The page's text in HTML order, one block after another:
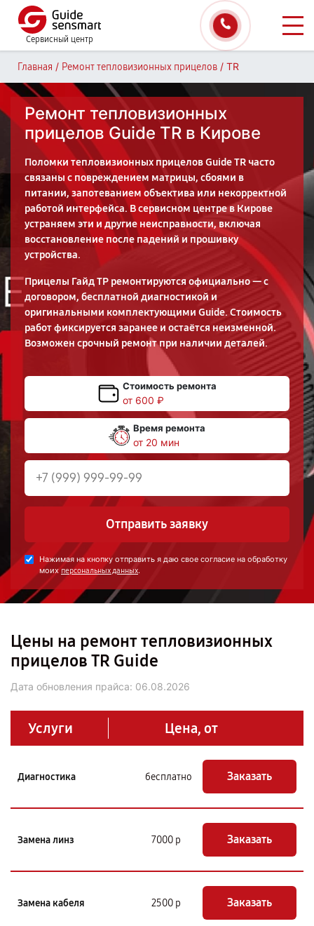
Сервисный центр
Главная / Ремонт тепловизионных прицелов / TR
Ремонт тепловизионных
прицелов Guide TR в Кирове
Поломки тепловизионных прицелов Guide TR часто
связаны с повреждением матрицы, сбоями в
питании, запотеванием объектива или некорректной
работой интерфейса. В сервисном центре в Кирове
устраняем эти и другие неисправности, включая
восстановление после падений и прошивку
устройства.
Прицелы Гайд ТР ремонтируются официально — с
договором, бесплатной диагностикой и
оригинальными комплектующими Guide. Стоимость
работ фиксируется заранее и остаётся неизменной.
Возможен срочный ремонт при наличии деталей.
Стоимость ремонта
от 600 ₽
Время ремонта
от 20 мин
Отправить заявку
Нажимая на кнопку отправить я даю свое согласие на обработку
моихперсональных данных.
Цены на ремонт тепловизионных
прицелов TR Guide
Дата обновления прайса: 06.08.2026
Услуги Цена, от
Диагностика бесплатно Заказать
Замена линз 7000 р Заказать
Замена кабеля 2500 р Заказать